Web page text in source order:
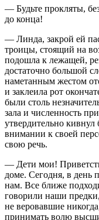
— Будьте прокляты,
до конца!
— Линда, закрой ей
троицы, стоящий на
подошла к лежащей,
достаточно большой
наметанным жестом
и заклеила рот
были столь
зала и численность
утвердительно
внимании к своей
свою речь.
— Дети мои!
доме. Сегодня, в день
нам. Все ближе
говорили наши
не веровавшие
принимать волю